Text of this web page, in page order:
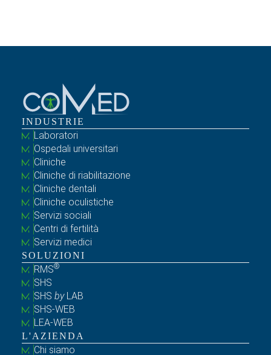
INDUSTRIE
Laboratori
Ospedali universitari
Cliniche
Cliniche di riabilitazione
Cliniche dentali
Cliniche oculistiche
Servizi sociali
Centri di fertilità
Servizi medici
SOLUZIONI
RMS®
SHS
SHS byLAB
SHS-WEB
LEA-WEB
L'AZIENDA
Chi siamo